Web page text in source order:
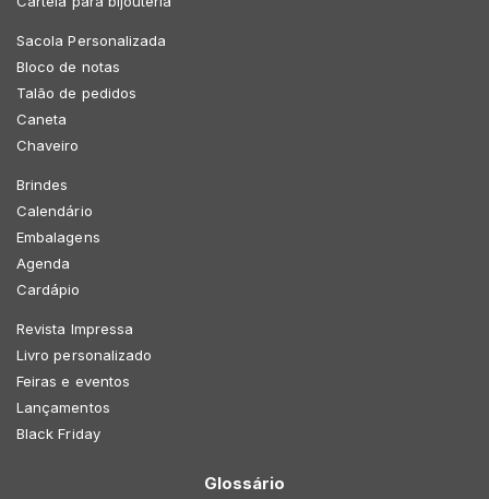
Sacola Personalizada
Bloco de notas
Talão de pedidos
Caneta
Chaveiro
Brindes
Calendário
Embalagens
Agenda
Cardápio
Revista Impressa
Livro personalizado
Feiras e eventos
Lançamentos
Black Friday
Glossário